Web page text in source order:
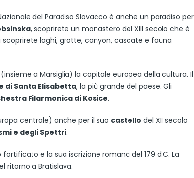
del Paradiso Slovacco è anche un paradiso per
, scoprirete un monastero del XIII secolo che è
laghi, grotte, canyon, cascate e fauna
a Marsiglia) la capitale europea della cultura. Il
di Santa Elisabetta, la più grande del paese. Gli
Filarmonica di Kosice.
centrale) anche per il suo castello del XII secolo
e degli Spettri.
e la sua iscrizione romana del 179 d.C. La
ritorno a Bratislava.